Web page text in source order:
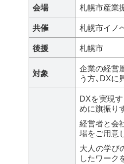
会場
札幌市産業
共催
札幌市イノ
後援
札幌市
対象
企業の経営
う方、DX
DXを実現
めに旗振り
経営者と会
場をご用意
大人の学び
したワーク